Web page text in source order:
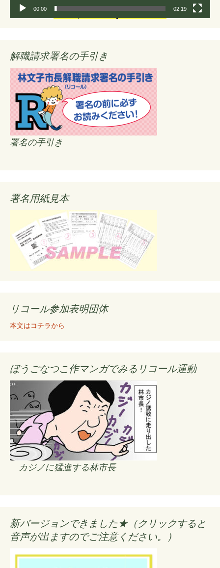
00:00 02:19
解職請求署名の手引き
署名の手引き
署名用紙見本
リコール参加表明団体
本文はコチラから
ぼうごなつこ作マンガでみるリコール運動
カジノに猛進する林市長
新バージョンできました★（クリックすると
音声が出ますのでご注意ください。）